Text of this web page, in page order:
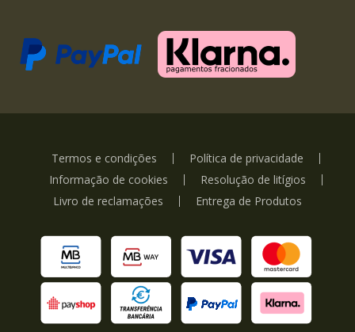
Termos e condições
Política de privacidade
Informação de cookies
Resolução de litígios
Livro de reclamações
Entrega de Produtos